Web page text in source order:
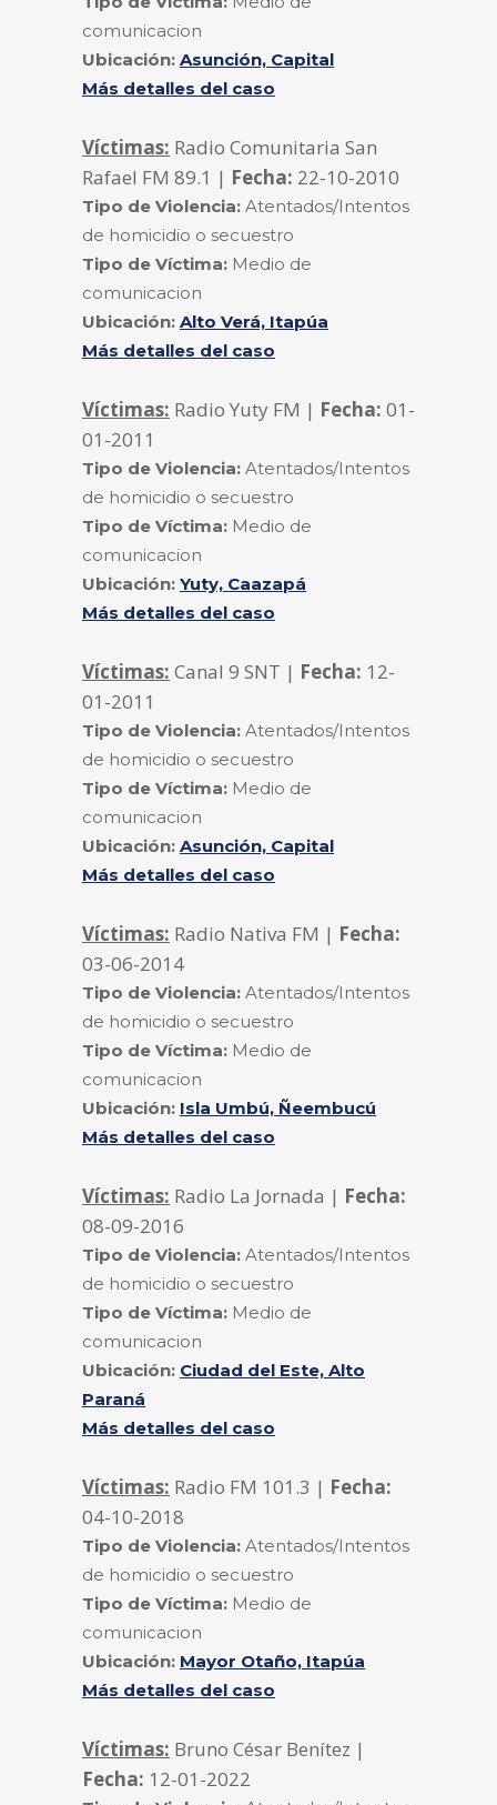
comunicacion
Ubicación: Asunción, Capital
Más detalles del caso
Víctimas: Radio Comunitaria San
Rafael FM 89.1 | Fecha: 22-10-2010
Tipo de Violencia: Atentados/Intentos
de homicidio o secuestro
Tipo de Víctima: Medio de
comunicacion
Ubicación: Alto Verá, Itapúa
Más detalles del caso
Víctimas: Radio Yuty FM | Fecha: 01-
01-2011
Tipo de Violencia: Atentados/Intentos
de homicidio o secuestro
Tipo de Víctima: Medio de
comunicacion
Ubicación: Yuty, Caazapá
Más detalles del caso
Víctimas: Canal 9 SNT | Fecha: 12-
01-2011
Tipo de Violencia: Atentados/Intentos
de homicidio o secuestro
Tipo de Víctima: Medio de
comunicacion
Ubicación: Asunción, Capital
Más detalles del caso
Víctimas: Radio Nativa FM | Fecha:
03-06-2014
Tipo de Violencia: Atentados/Intentos
de homicidio o secuestro
Tipo de Víctima: Medio de
comunicacion
Ubicación: Isla Umbú, Ñeembucú
Más detalles del caso
Víctimas: Radio La Jornada | Fecha:
08-09-2016
Tipo de Violencia: Atentados/Intentos
de homicidio o secuestro
Tipo de Víctima: Medio de
comunicacion
Ubicación: Ciudad del Este, Alto
Paraná
Más detalles del caso
Víctimas: Radio FM 101.3 | Fecha:
04-10-2018
Tipo de Violencia: Atentados/Intentos
de homicidio o secuestro
Tipo de Víctima: Medio de
comunicacion
Ubicación: Mayor Otaño, Itapúa
Más detalles del caso
Víctimas: Bruno César Benítez |
Fecha: 12-01-2022